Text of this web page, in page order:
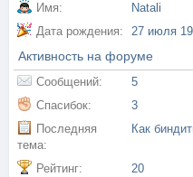
Имя:
Natali
Дата рождения:
27 июля
Активность на форуме
Сообщений:
5
Спасибок:
3
Последняя
тема:
Как
Рейтинг: 20